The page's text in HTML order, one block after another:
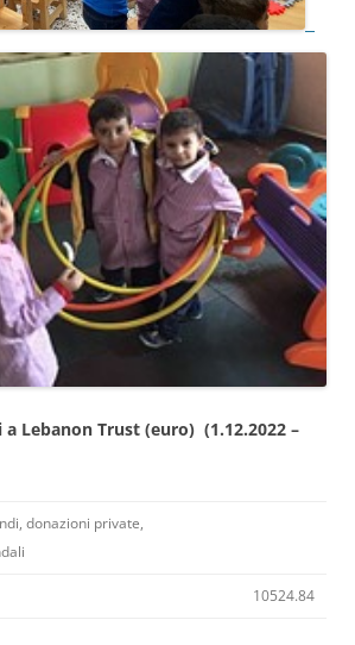
Lebanon Trust (euro) (1.12.2022 –
donazioni private,
10524.84